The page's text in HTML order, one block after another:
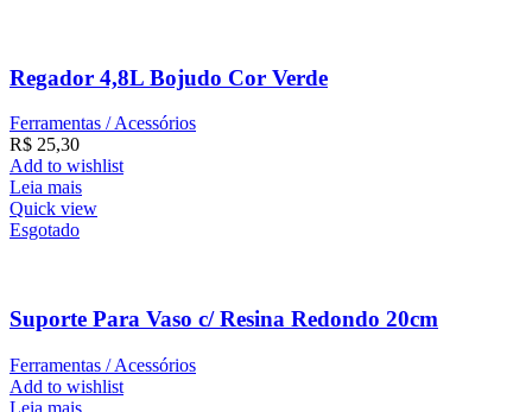
Regador 4,8L Bojudo Cor Verde
Ferramentas / Acessórios
R$ 25,30
Add to wishlist
Leia mais
Quick view
Esgotado
Suporte Para Vaso c/ Resina Redondo 20cm
Ferramentas / Acessórios
Add to wishlist
Leia mais